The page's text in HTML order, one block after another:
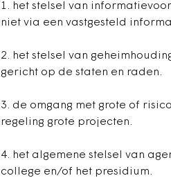
1. het stelsel van
niet via een vastgesteld
2. het stelsel van
gericht op de staten en raden.
3. de omgang met grote of
regeling grote projecten.
4. het algemene stelsel van
college en/of het presidium.